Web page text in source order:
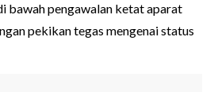
bawah pengawalan ketat aparat
pekikan tegas mengenai status